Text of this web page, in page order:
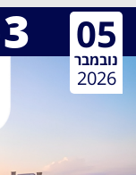
3 05
נובמבר
2026